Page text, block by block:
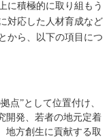
に積極的に取り組もう
対応した人材育成など
から、以下の項目につ
点”として位置付け、
開発、若者の地元定着
地方創生に貢献する取